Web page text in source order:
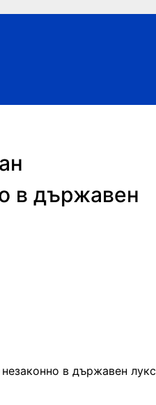
в държавен
в държавен лукс